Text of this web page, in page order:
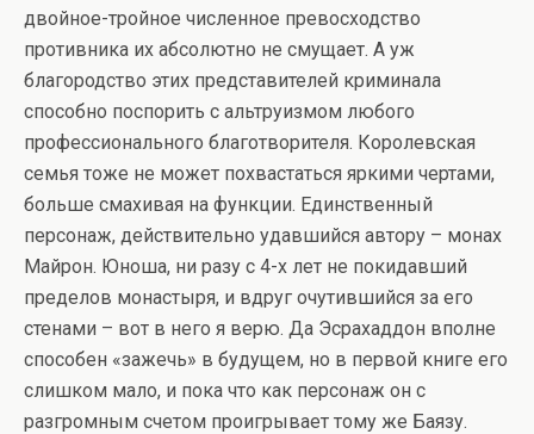
двойное-тройное численное превосходство
противника их абсолютно не смущает. А уж
благородство этих представителей криминала
способно поспорить с альтруизмом любого
профессионального благотворителя. Королевская
семья тоже не может похвастаться яркими чертами,
больше смахивая на функции. Единственный
персонаж, действительно удавшийся автору – монах
Майрон. Юноша, ни разу с 4-х лет не покидавший
пределов монастыря, и вдруг очутившийся за его
стенами – вот в него я верю. Да Эсрахаддон вполне
способен «зажечь» в будущем, но в первой книге его
слишком мало, и пока что как персонаж он с
разгромным счетом проигрывает тому же Баязу.